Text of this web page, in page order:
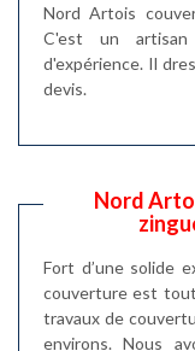
Nord Artois
C'est un
d'expérience. Il
devis.
Nord
Fort d’une solide
couverture est
travaux de
environs. Nous